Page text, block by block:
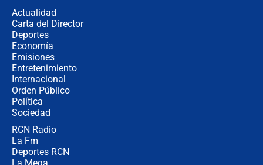
Actualidad
Carta del Director
Deportes
Economía
Emisiones
Entretenimiento
Internacional
Orden Público
Política
Sociedad
RCN Radio
La Fm
Deportes RCN
La Mega